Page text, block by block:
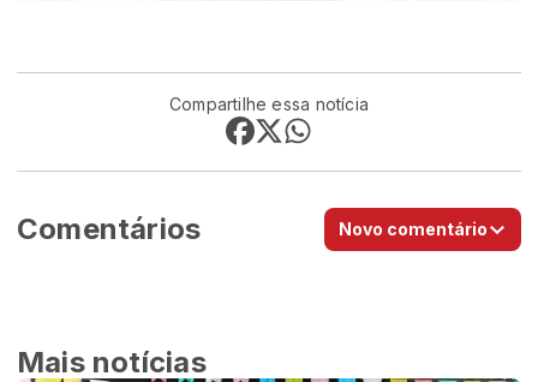
Compartilhe essa notícia
Comentários Novo comentário
Mais notícias